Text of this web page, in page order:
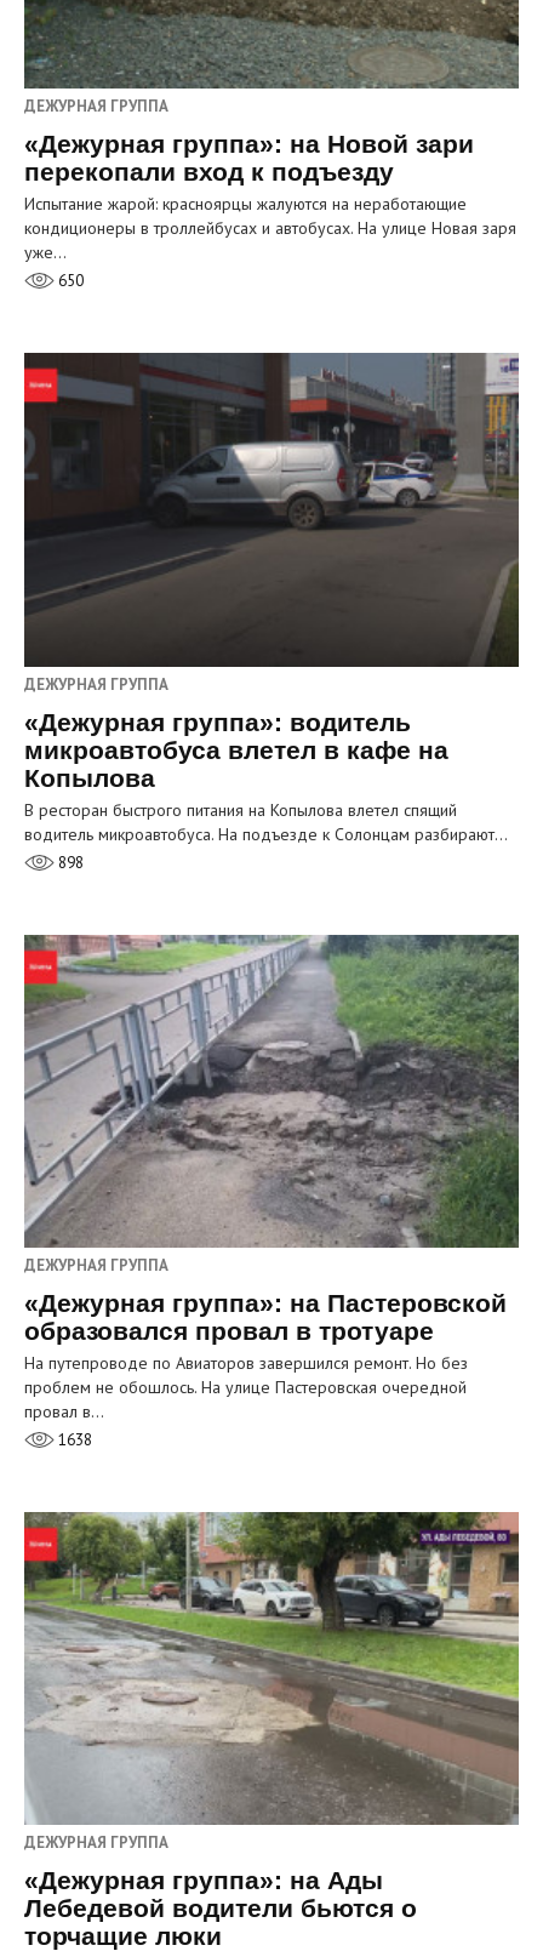
ДЕЖУРНАЯ ГРУППА
«Дежурная группа»: на Новой зари
перекопали вход к подъезду
Испытание жарой: красноярцы жалуются на неработающие
кондиционеры в троллейбусах и автобусах. На улице Новая заря
уже…
650
ДЕЖУРНАЯ ГРУППА
«Дежурная группа»: водитель
микроавтобуса влетел в кафе на
Копылова
В ресторан быстрого питания на Копылова влетел спящий
водитель микроавтобуса. На подъезде к Солонцам разбирают…
898
ДЕЖУРНАЯ ГРУППА
«Дежурная группа»: на Пастеровской
образовался провал в тротуаре
На путепроводе по Авиаторов завершился ремонт. Но без
проблем не обошлось. На улице Пастеровская очередной
провал в…
1638
ДЕЖУРНАЯ ГРУППА
«Дежурная группа»: на Ады
Лебедевой водители бьются о
торчащие люки